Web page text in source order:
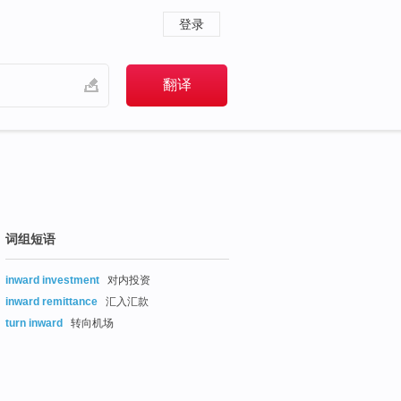
登录
词组短语
inward investment
对内投资
inward remittance
汇入汇款
turn inward
转向机场